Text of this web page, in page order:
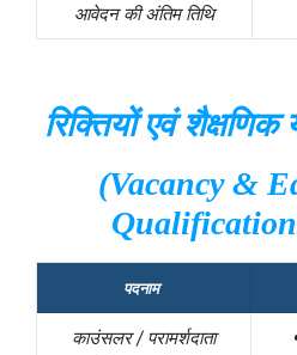
आवेदन की अंतिम तिथि
रिक्तियोंएवंशैक्षणिक
(Vacancy &
पदनाम
काउंसलर / परामर्शदाता